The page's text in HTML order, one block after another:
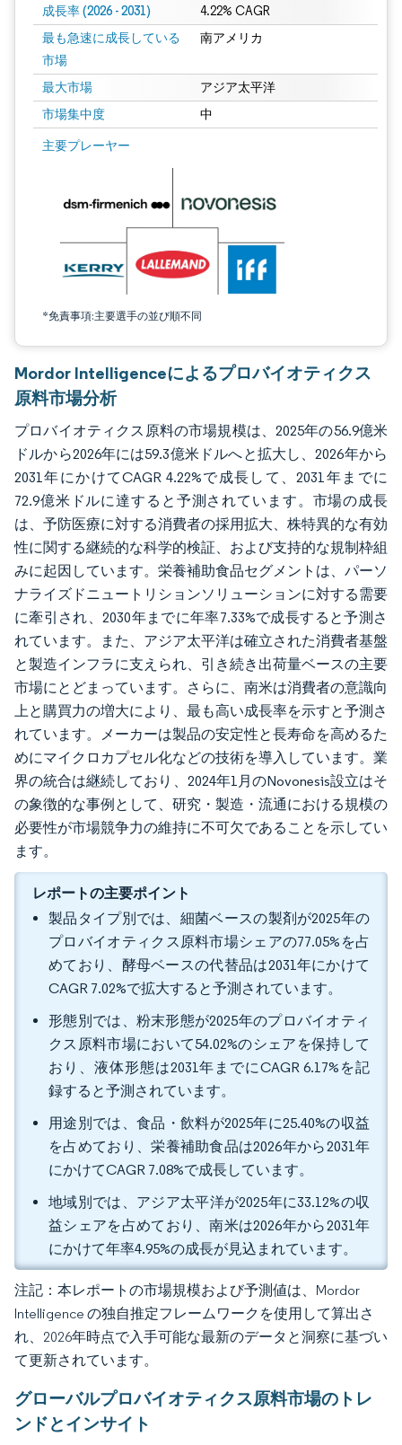
成長率 (2026 - 2031) 4.22% CAGR
最も急速に成長している
市場
南アメリカ
最大市場 アジア太平洋
市場集中度 中
主要プレーヤー
*免責事項:主要選手の並び順不同
画像 © Mordor Intelligence。再利用にはCC BY 4.0の表示が必要です。
Mordor Intelligenceによるプロバイオティクス
原料市場分析
プロバイオティクス原料の市場規模は、2025年の56.9億米
ドルから2026年には59.3億米ドルへと拡大し、2026年から
2031年にかけてCAGR 4.22%で成長して、2031年までに
72.9億米ドルに達すると予測されています。市場の成長
は、予防医療に対する消費者の採用拡大、株特異的な有効
性に関する継続的な科学的検証、および支持的な規制枠組
みに起因しています。栄養補助食品セグメントは、パーソ
ナライズドニュートリションソリューションに対する需要
に牽引され、2030年までに年率7.33%で成長すると予測さ
れています。また、アジア太平洋は確立された消費者基盤
と製造インフラに支えられ、引き続き出荷量ベースの主要
市場にとどまっています。さらに、南米は消費者の意識向
上と購買力の増大により、最も高い成長率を示すと予測さ
れています。メーカーは製品の安定性と長寿命を高めるた
めにマイクロカプセル化などの技術を導入しています。業
界の統合は継続しており、2024年1月のNovonesis設立はそ
の象徴的な事例として、研究・製造・流通における規模の
必要性が市場競争力の維持に不可欠であることを示してい
ます。
レポートの主要ポイント
製品タイプ別では、細菌ベースの製剤が2025年の
プロバイオティクス原料市場シェアの77.05%を占
めており、酵母ベースの代替品は2031年にかけて
CAGR 7.02%で拡大すると予測されています。
形態別では、粉末形態が2025年のプロバイオティ
クス原料市場において54.02%のシェアを保持して
おり、液体形態は2031年までにCAGR 6.17%を記
録すると予測されています。
用途別では、食品・飲料が2025年に25.40%の収益
を占めており、栄養補助食品は2026年から2031年
にかけてCAGR 7.08%で成長しています。
地域別では、アジア太平洋が2025年に33.12%の収
益シェアを占めており、南米は2026年から2031年
にかけて年率4.95%の成長が見込まれています。
注記：本レポートの市場規模および予測値は、Mordor
Intelligence の独自推定フレームワークを使用して算出さ
れ、2026年時点で入手可能な最新のデータと洞察に基づい
て更新されています。
グローバルプロバイオティクス原料市場のトレ
ンドとインサイト